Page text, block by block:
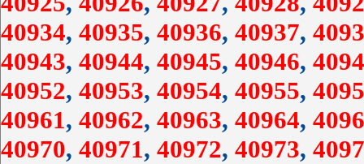
40934, 40935, 40936, 40937,
40943, 40944, 40945, 40946,
40952, 40953, 40954, 40955,
40961, 40962, 40963, 40964,
40970, 40971, 40972, 40973,